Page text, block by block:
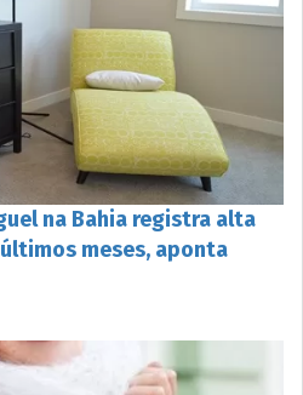
na Bahia registra alta
meses, aponta